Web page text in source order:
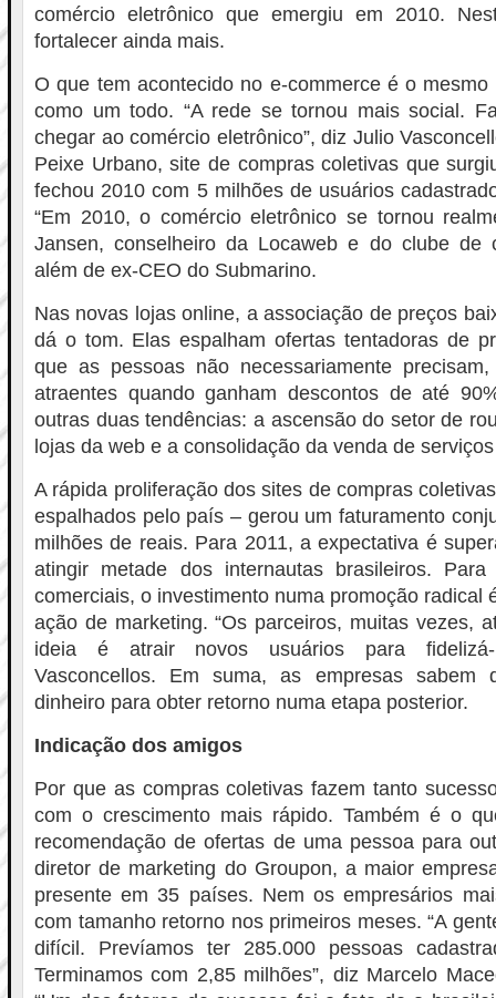
comércio eletrônico que emergiu em 2010.
fortalecer ainda mais.
O que tem acontecido no e-commerce é o
como um todo. “A rede se tornou mais social.
chegar ao comércio eletrônico”, diz Julio
Peixe Urbano, site de compras coletivas que
fechou 2010 com 5 milhões de usuários
“Em 2010, o comércio eletrônico se tornou
Jansen, conselheiro da Locaweb e do clube de
além de ex-CEO do Submarino.
Nas novas lojas online, a associação de preços
dá o tom. Elas espalham ofertas tentadoras de
que as pessoas não necessariamente
atraentes quando ganham descontos de até
outras duas tendências: a ascensão do setor de
lojas da web e a consolidação da venda de
A rápida proliferação dos sites de compras
espalhados pelo país – gerou um faturamento
milhões de reais. Para 2011, a expectativa é
atingir metade dos internautas brasileiros. Para
comerciais, o investimento numa promoção radical
ação de marketing. “Os parceiros, muitas vezes,
ideia é atrair novos usuários para fidelizá-
Vasconcellos. Em suma, as empresas sabem
dinheiro para obter retorno numa etapa posterior.
Indicação dos amigos
Por que as compras coletivas fazem tanto
com o crescimento mais rápido. Também é o
recomendação de ofertas de uma pessoa para
diretor de marketing do Groupon, a maior
presente em 35 países. Nem os empresários
com tamanho retorno nos primeiros meses. “A
difícil. Prevíamos ter 285.000 pessoas
Terminamos com 2,85 milhões”, diz Marcelo